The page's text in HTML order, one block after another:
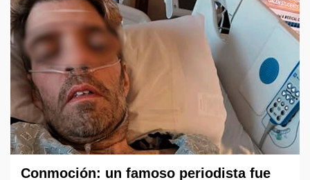
Conmoción: un famoso periodista fue